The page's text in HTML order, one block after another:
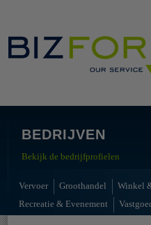
BEDRIJVEN
Bekijk de bedrijfprofielen
Vervoer Groothandel Winkel
Recreatie & Evenement